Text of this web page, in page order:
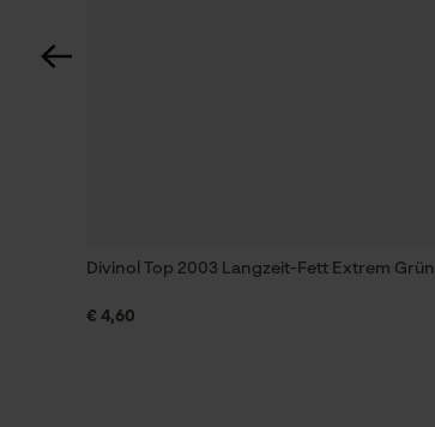
Divinol Top 2003 Langzeit-Fett Extrem Grün
€ 4,60